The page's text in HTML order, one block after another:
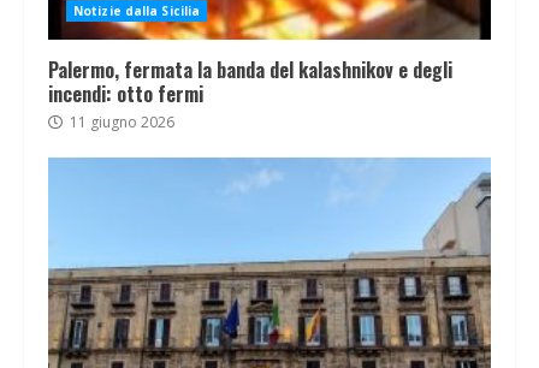
Notizie dalla Sicilia
Palermo, fermata la banda del kalashnikov e degli
incendi: otto fermi
11 giugno 2026